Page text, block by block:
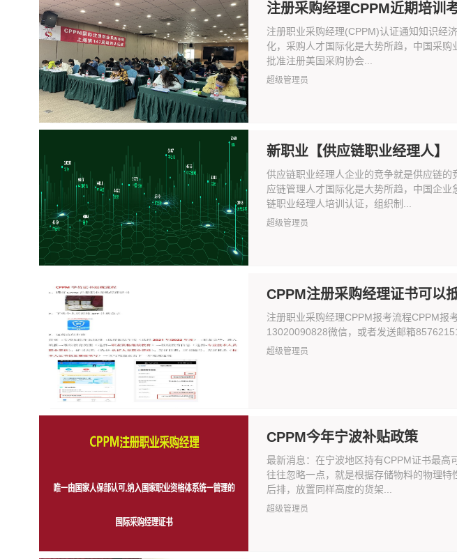
注册采购经理CPPM近期培训
注册职业采购经理(CPPM)认证通知知识经
化，采购人才国际化是大势所趋，中国采
批准注册美国采购协会...
超级管理员
新职业【供应链职业经理人】
供应链职业经理人企业的竞争就是供应链
应链管理人才国际化是大势所趋，中国企
链职业经理人培训认证，组织制...
超级管理员
CPPM注册采购经理证书可以
注册职业采购经理CPPM报考流程CPPM报
13020090828微信，或者发送邮箱
超级管理员
CPPM今年宁波补贴政策
最新消息：在宁波地区持有CPPM证书最高
往往忽略一点，就是根据存储物料的物理
后排，放置同样高度的货架...
超级管理员